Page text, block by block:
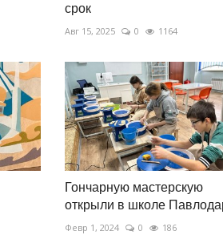
срок
Авг 15, 2025 0 1164
Гончарную мастерскую
открыли в школе
Февр 1, 2024 0 186